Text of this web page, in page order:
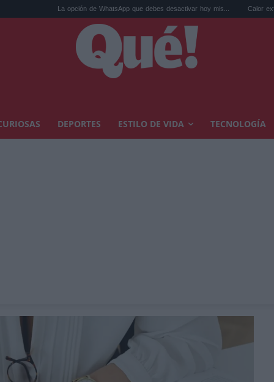
opción de WhatsApp que debes desactivar hoy mis... Calor extremo y ansiedad:
DEPORTES ESTILO DE VIDA TECNOLOGÍA